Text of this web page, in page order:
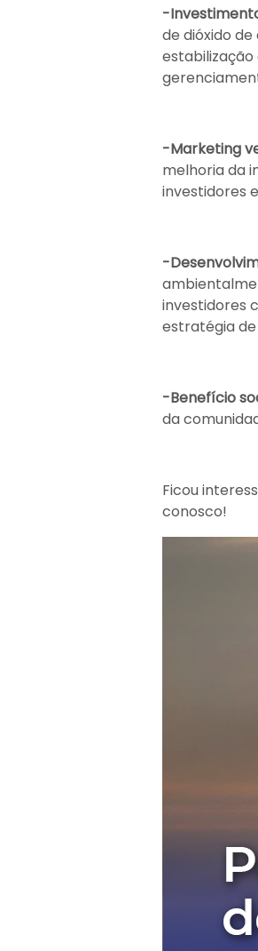
-
de dióxido
estabilização
-Marketing
melhoria da
investidores
-
investidores
estratégia
-Benefício
da
Ficou
conosco!